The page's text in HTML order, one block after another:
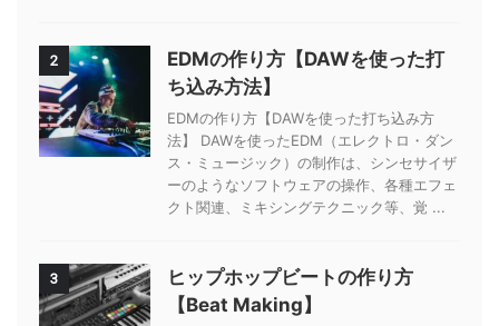
2
EDMの作り方【DAWを使った打
ち込み方法】
EDMの作り方【DAWを使った打ち込み方
法】 DAWを使ったEDM（エレクトロ・ダン
ス・ミュージック）の制作は、シンセサイザ
ーのようなソフトウェアの操作、各種エフェ
クト関連、ミキシングテクニック等、覚 ...
3
ヒップホップビートの作り方
【Beat Making】